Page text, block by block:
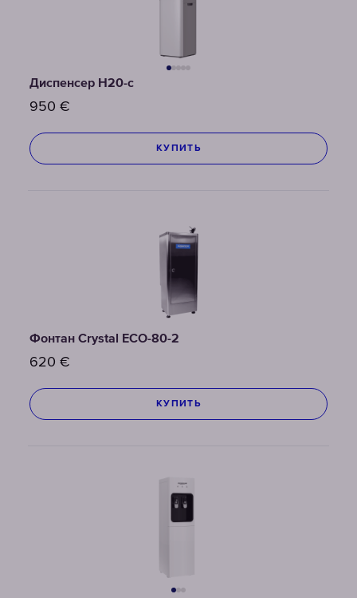
Диспенсер H20-c
950 €
КУПИТЬ
Фонтан Crystal ECO-80-2
620 €
КУПИТЬ